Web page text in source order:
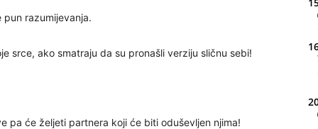
razumijevanja.
srce, ako smatraju da su pronašli verziju sličnu sebi!
pa će željeti partnera koji će biti oduševljen njima!